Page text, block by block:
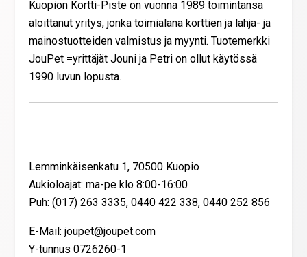
Kuopion Kortti-Piste on vuonna 1989 toimintansa
aloittanut yritys, jonka toimialana korttien ja lahja- ja
mainostuotteiden valmistus ja myynti. Tuotemerkki
JouPet =yrittäjät Jouni ja Petri on ollut käytössä
1990 luvun lopusta.
Lemminkäisenkatu 1, 70500 Kuopio
Aukioloajat: ma-pe klo 8:00-16:00
Puh: (017) 263 3335, 0440 422 338, 0440 252 856
E-Mail: joupet@joupet.com
Y-tunnus 0726260-1